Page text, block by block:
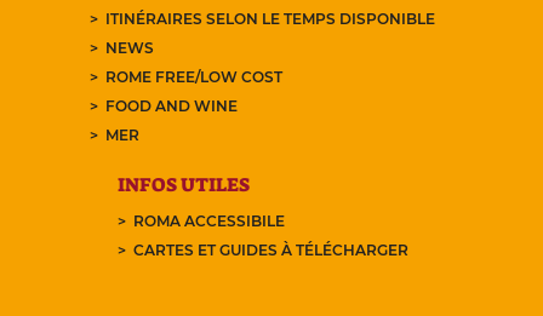
ITINÉRAIRES SELON LE TEMPS DISPONIBLE
NEWS
ROME FREE/LOW COST
FOOD AND WINE
MER
INFOS UTILES
ROMA ACCESSIBILE
CARTES ET GUIDES À TÉLÉCHARGER